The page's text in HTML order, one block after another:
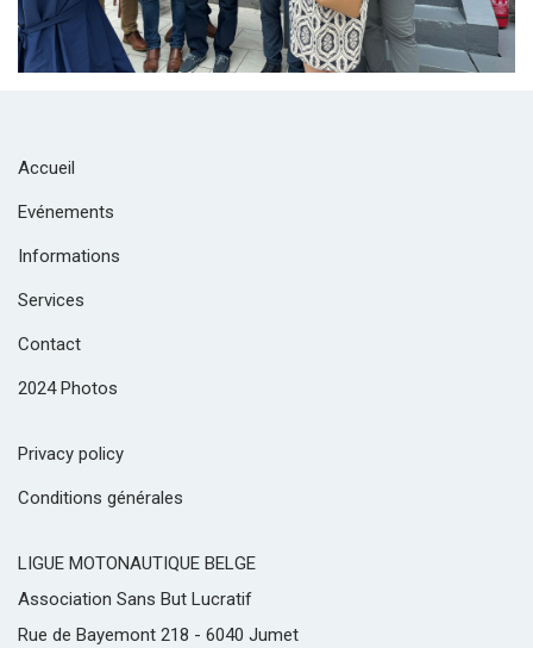
Accueil
Evénements
Informations
Services
Contact
2024 Photos
Privacy policy
Conditions générales
LIGUE MOTONAUTIQUE BELGE
Association Sans But Lucratif
Rue de Bayemont 218 - 6040 Jumet